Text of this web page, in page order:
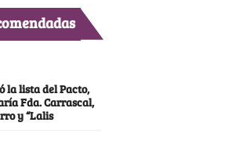
la lista del Pacto,
Fda. Carrascal,
y “Lalis